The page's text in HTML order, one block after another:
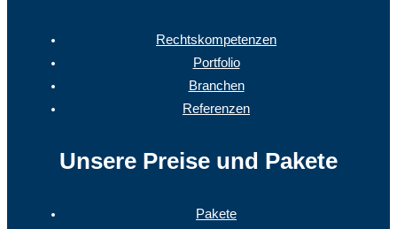
Rechtskompetenzen
Portfolio
Branchen
Referenzen
Unsere Preise und Pakete
Pakete